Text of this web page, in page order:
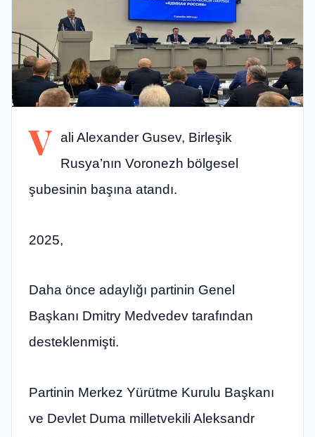
V ali Alexander Gusev, Birleşik
Rusya’nın Voronezh bölgesel
şubesinin başına atandı.
2025,
Daha önce adaylığı partinin Genel
Başkanı Dmitry Medvedev tarafından
desteklenmişti.
Partinin Merkez Yürütme Kurulu Başkanı
ve Devlet Duma milletvekili Aleksandr